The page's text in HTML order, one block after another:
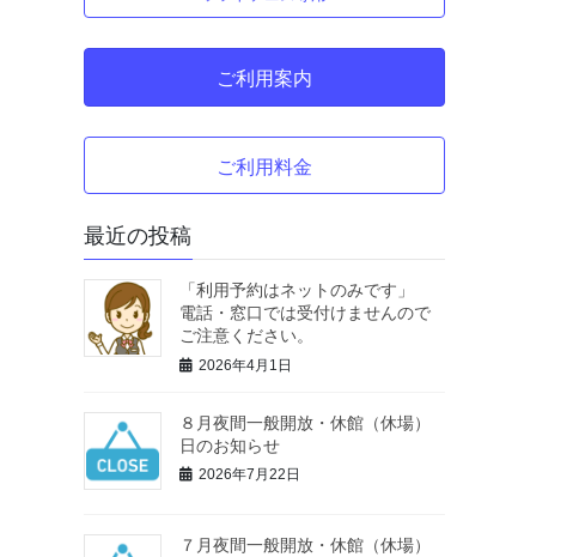
ご利用案内
ご利用料金
最近の投稿
「利用予約はネットのみです」
電話・窓口では受付けませんので
ご注意ください。
2026年4月1日
８月夜間一般開放・休館（休場）
日のお知らせ
2026年7月22日
７月夜間一般開放・休館（休場）